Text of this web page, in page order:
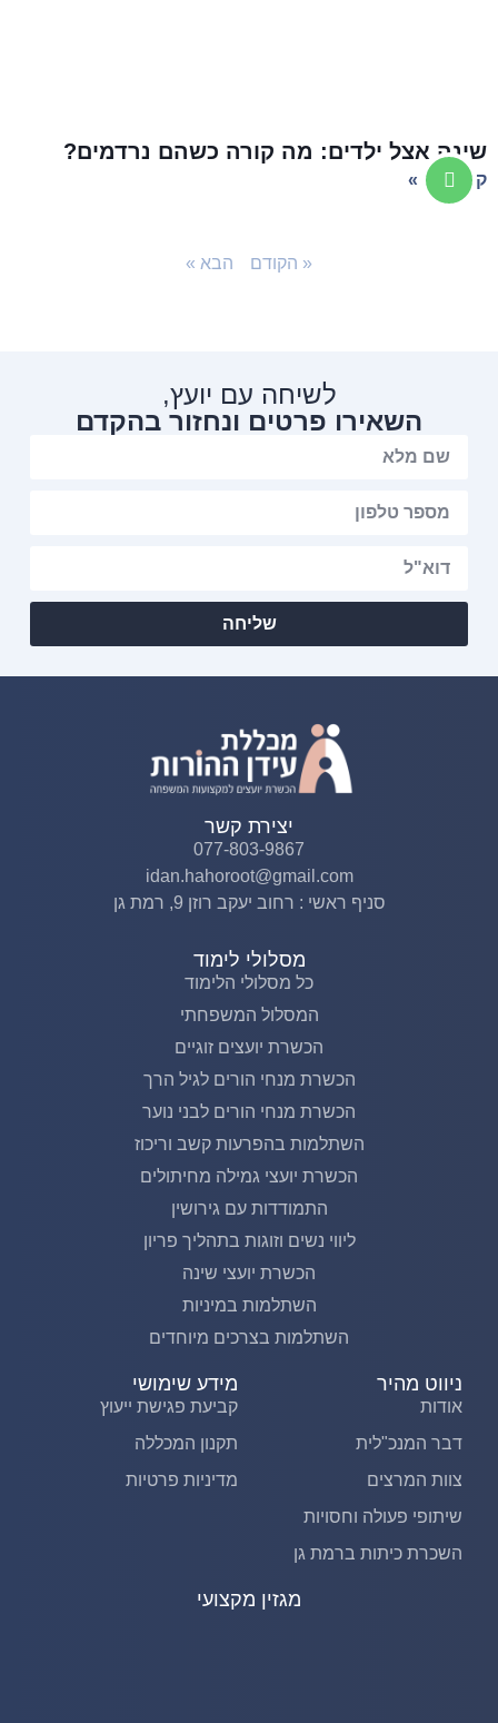
שינה אצל ילדים: מה קורה כשהם נרדמים?
קרא עוד »
« הקודם הבא »
לשיחה עם יועץ,
השאירו פרטים ונחזור בהקדם
שליחה
יצירת קשר
077-803-9867
idan.hahoroot@gmail.com
סניף ראשי : רחוב יעקב רוזן 9, רמת גן
מסלולי לימוד
כל מסלולי הלימוד
המסלול המשפחתי
הכשרת יועצים זוגיים
הכשרת מנחי הורים לגיל הרך
הכשרת מנחי הורים לבני נוער
השתלמות בהפרעות קשב וריכוז
הכשרת יועצי גמילה מחיתולים
התמודדות עם גירושין
ליווי נשים וזוגות בתהליך פריון
הכשרת יועצי שינה
השתלמות במיניות
השתלמות בצרכים מיוחדים
ניווט מהיר
אודות
דבר המנכ"לית
צוות המרצים
שיתופי פעולה וחסויות
השכרת כיתות ברמת גן
מגזין מקצועי
מידע שימושי
קביעת פגישת ייעוץ
תקנון המכללה
מדיניות פרטיות